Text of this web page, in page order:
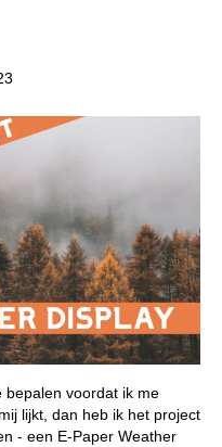
bepalen voordat ik me
lijkt, dan heb ik het project
- een E-Paper Weather